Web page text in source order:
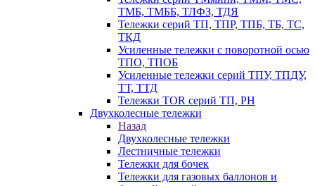
ТМБ, ТМББ, ТЛФЗ, ТДЯ
Тележки серий ТП, ТПР, ТПБ, ТБ, ТС,
ТКД
Усиленные тележки с поворотной осью
ТПО, ТПОБ
Усиленные тележки серий ТПУ, ТПДУ,
ТТ, ТТД
Тележки TOR серий ТП, PH
Двухколесные тележки
Назад
Двухколесные тележки
Лестничные тележки
Тележки для бочек
Тележки для газовых баллонов и